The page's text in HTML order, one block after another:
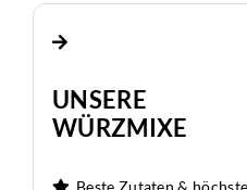
UNSERE
WÜRZMIXE
Beste Zutaten &